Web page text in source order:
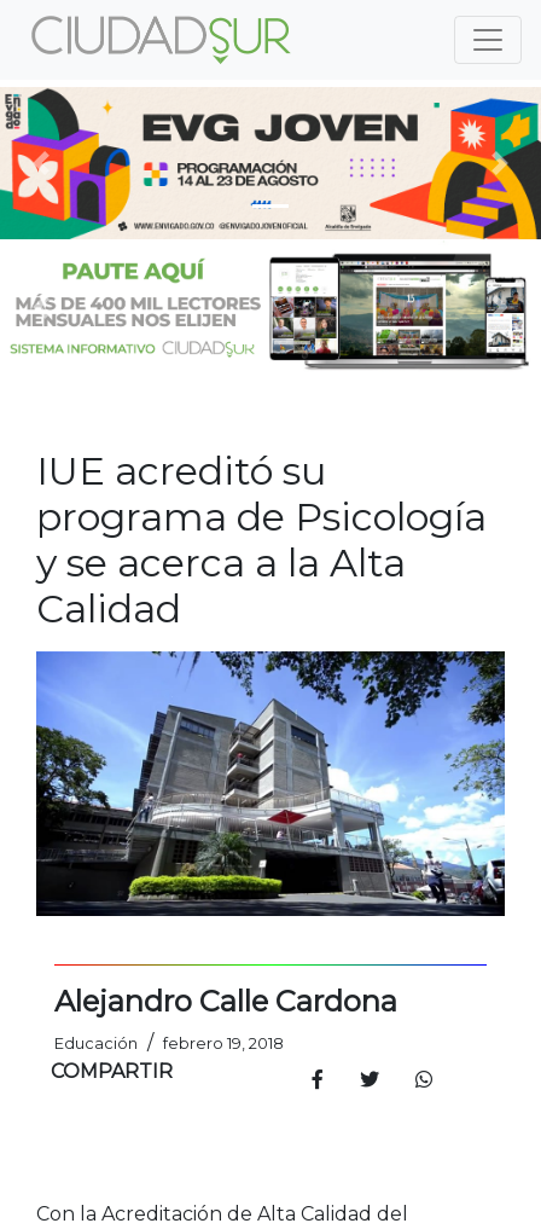
Previous
Previous
IUE acreditó su
programa de Psicología
y se acerca a la Alta
Calidad
Alejandro Calle Cardona
Educación / febrero 19, 2018
COMPARTIR
Con la Acreditación de Alta Calidad del